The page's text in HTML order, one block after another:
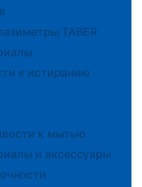
TABER
к истиранию
к мытью
и аксессуары